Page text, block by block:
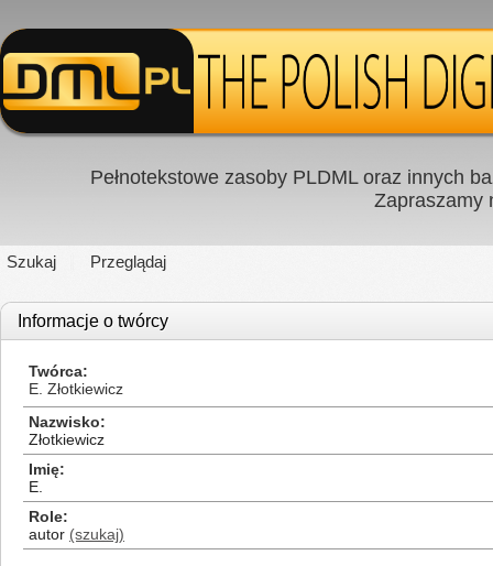
Pełnotekstowe zasoby PLDML oraz innych
Zapraszamy
Szukaj Przeglądaj
Informacje o twórcy
Twórca
E. Złotkiewicz
Nazwisko
Złotkiewicz
Imię
E.
Role
autor (szukaj)